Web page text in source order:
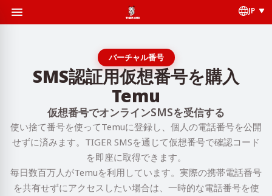
JP
バーチャル番号
SMS認証用仮想番号を購入
Temu
仮想番号でオンラインSMSを受信する
使い捨て番号を使ってTemuに登録し、個人の電話番号を公開
せずに済みます。TIGER SMSを通じて仮想番号で確認コード
を即座に取得できます。
毎日数百万人がTemuを利用しています。実際の携帯電話番号
を共有せずにアクセスしたい場合は、一時的な電話番号を使